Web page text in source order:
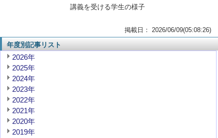
講義を受ける学生の様子
掲載日： 2026/06/09(05:08:26)
年度別記事リスト
2026年
2025年
2024年
2023年
2022年
2021年
2020年
2019年